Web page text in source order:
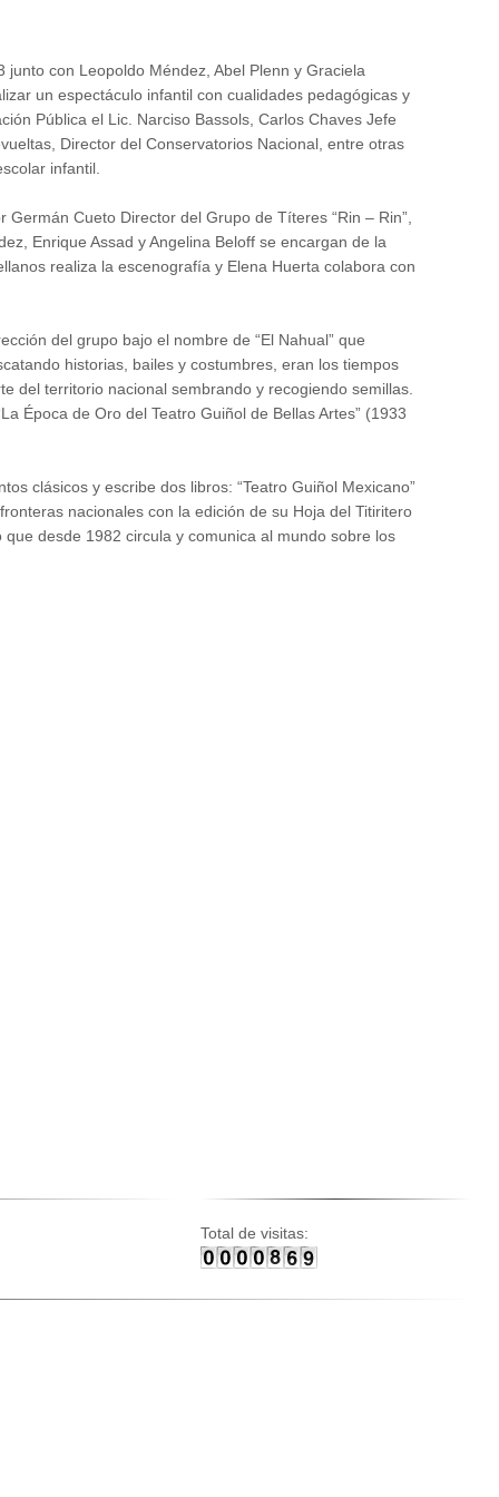
con Leopoldo Méndez, Abel Plenn y Graciela
un espectáculo infantil con cualidades pedagógicas y
Pública el Lic. Narciso Bassols, Carlos Chaves Jefe
Director del Conservatorios Nacional, entre otras
infantil.
Cueto Director del Grupo de Títeres “Rin – Rin”,
Enrique Assad y Angelina Beloff se encargan de la
realiza la escenografía y Elena Huerta colabora con
del grupo bajo el nombre de “El Nahual” que
historias, bailes y costumbres, eran los tiempos
del territorio nacional sembrando y recogiendo semillas.
Época de Oro del Teatro Guiñol de Bellas Artes” (1933
clásicos y escribe dos libros: “Teatro Guiñol Mexicano”
nacionales con la edición de su Hoja del Titiritero
desde 1982 circula y comunica al mundo sobre los
Total de visitas: